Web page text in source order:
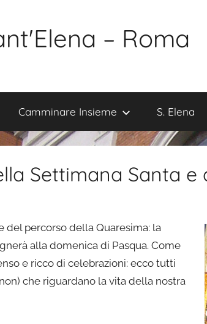
– Roma
Camminare Insieme S. Elena
Settimana Santa e
del percorso della Quaresima: la
alla domenica di Pasqua. Come
e ricco di celebrazioni: ecco tutti
che riguardano la vita della nostra